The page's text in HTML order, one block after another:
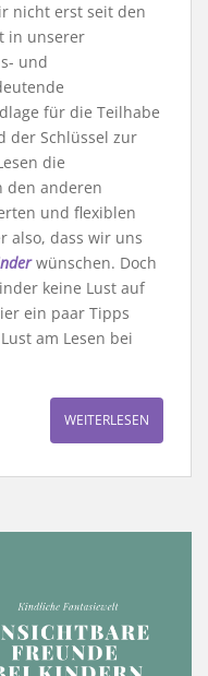
nicht erst seit den
in unserer
und
für die Teilhabe
der Schlüssel zur
die
den anderen
und flexiblen
also, dass wir uns
wünschen. Doch
keine Lust auf
ein paar Tipps
am Lesen bei
WEITERLESEN